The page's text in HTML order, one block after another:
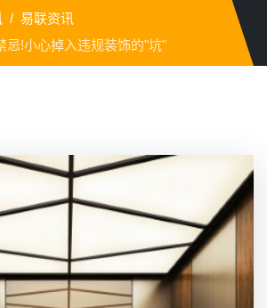
易联资讯
忌!小心掉入违规装饰的"坑"